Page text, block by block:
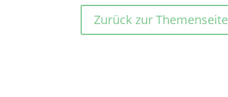
Zurück zur Themenseite